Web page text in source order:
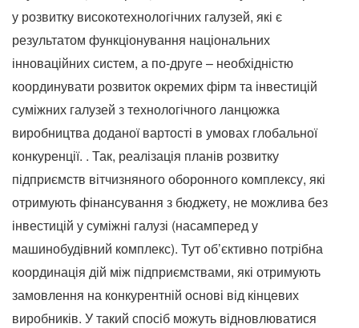
у розвитку високотехнологічних галузей, які є
результатом функціонування національних
інноваційних систем, а по-друге – необхідністю
координувати розвиток окремих фірм та інвестицій
суміжних галузей з технологічного ланцюжка
виробництва доданої вартості в умовах глобальної
конкуренції. . Так, реалізація планів розвитку
підприємств вітчизняного оборонного комплексу, які
отримують фінансування з бюджету, не можлива без
інвестицій у суміжні галузі (насамперед у
машинобудівний комплекс). Тут об’єктивно потрібна
координація дій між підприємствами, які отримують
замовлення на конкурентній основі від кінцевих
виробників. У такий спосіб можуть відновлюватися